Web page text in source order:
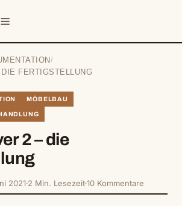
/
FERTIGSTELLUNG
MÖBELBAU
2 – die
2021 2 Min. Lesezeit10 Kommentare